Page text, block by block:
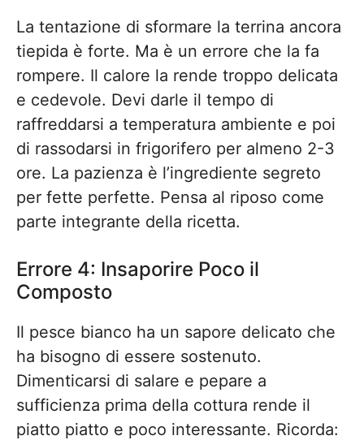
La tentazione di sformare la terrina ancora
tiepida è forte. Ma è un errore che la fa
rompere. Il calore la rende troppo delicata
e cedevole. Devi darle il tempo di
raffreddarsi a temperatura ambiente e poi
di rassodarsi in frigorifero per almeno 2-3
ore. La pazienza è l’ingrediente segreto
per fette perfette. Pensa al riposo come
parte integrante della ricetta.
Errore 4: Insaporire Poco il
Composto
Il pesce bianco ha un sapore delicato che
ha bisogno di essere sostenuto.
Dimenticarsi di salare e pepare a
sufficienza prima della cottura rende il
piatto piatto e poco interessante. Ricorda: